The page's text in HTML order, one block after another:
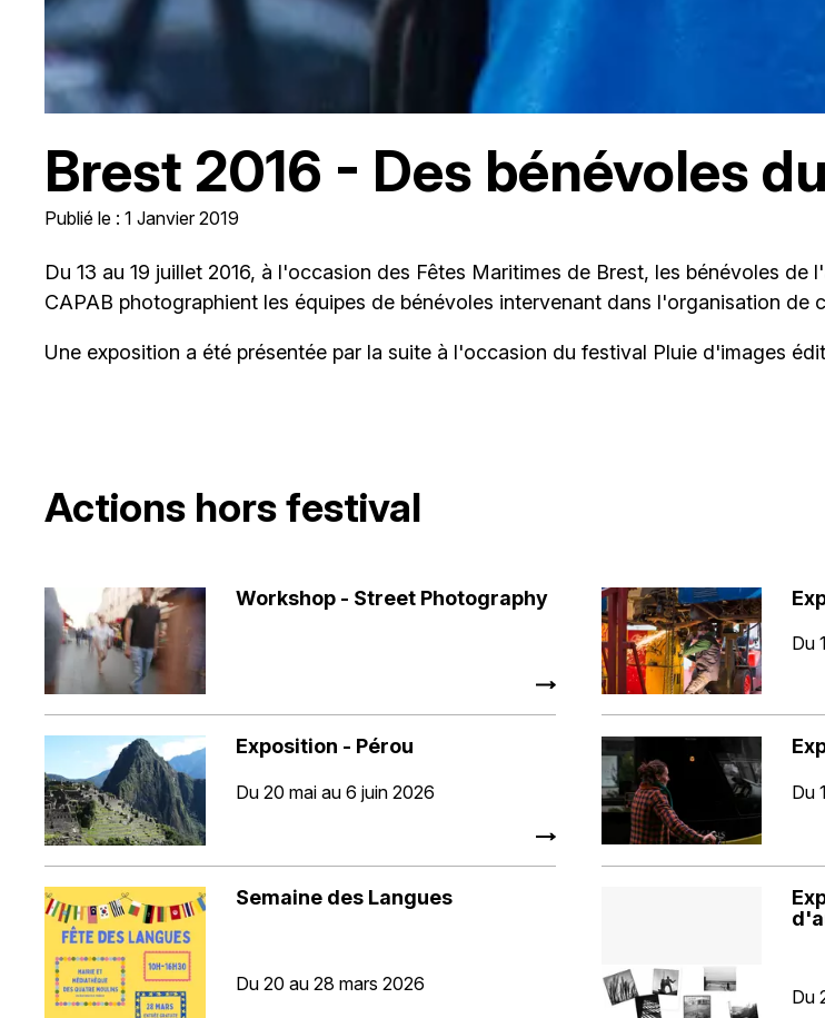
Brest 2016 - Des bénévoles
Publié le : 1 Janvier 2019
Du 13 au 19 juillet 2016, à l'occasion des Fêtes Maritimes de Brest, les bénévoles de
CAPAB photographient les équipes de bénévoles intervenant dans l'organisation de
Une exposition a été présentée par la suite à l'occasion du festival Pluie d'images
Actions hors festival
Workshop - Street Photography
Du
Exposition - Pérou
Du 20 mai au 6 juin 2026 Du
Semaine des Langues
Du 20 au 28 mars 2026
Du